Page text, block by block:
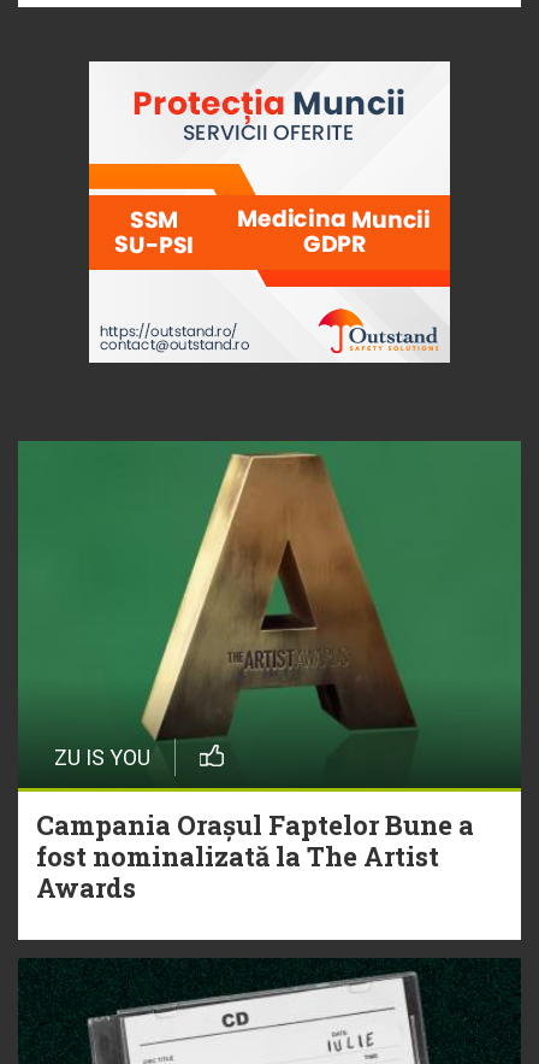
ZU IS YOU
Campania Orașul Faptelor Bune a
fost nominalizată la The Artist
Awards